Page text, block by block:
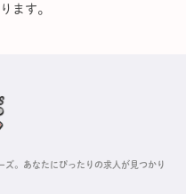
ます。
。あなたにぴったりの求人が見つかり